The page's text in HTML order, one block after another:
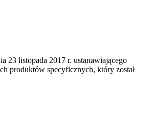
23‍ listopada 2017 r. ustanawiającego
produktów specyficznych, który został